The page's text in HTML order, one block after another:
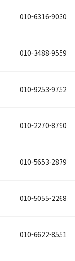
010-6316-9030
010-3488-9559
010-9253-9752
010-2270-8790
010-5653-2879
010-5055-2268
010-6622-8551